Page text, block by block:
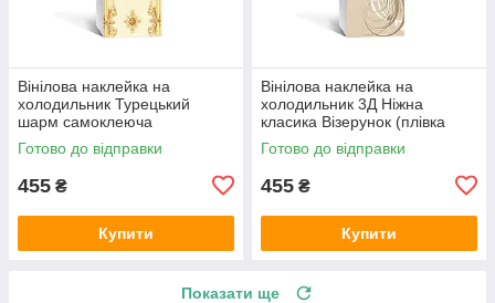
Вінілова наклейка на
холодильник Турецький
шарм самоклеюча
ламінована плівка ПВХ
орнаменти Бежевий
Готово до відправки
455 ₴
Купити
Вінілова наклейка на
холодильник 3Д Ніжна
класика Візерунок (плівка
ПВХ фотодрук) 600х1800 мм
Абстракція Бежевий
Готово до відправки
455 ₴
Купити
Показати ще